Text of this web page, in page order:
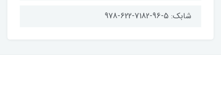
شابک: 5-96-7182-622-978